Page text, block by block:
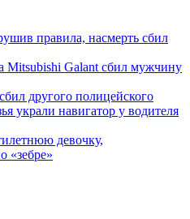
правила, насмерть сбил
Galant сбил мужчину
другого полицейского
украли навигатор у водителя
девочку,
«зебре»